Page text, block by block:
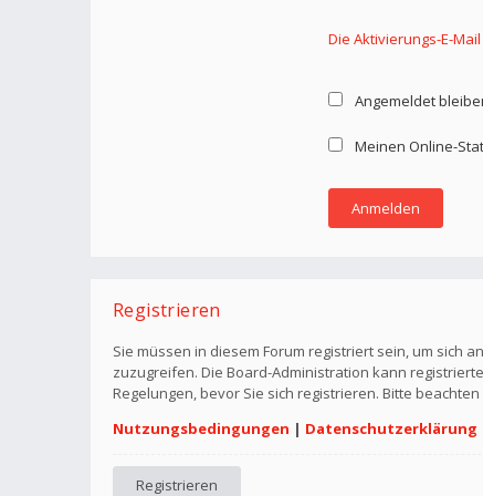
Die Aktivierungs-E-
Angemeldet
Meinen Online-
Registrieren
Sie müssen in diesem Forum registriert sein, um sich
zuzugreifen. Die Board-Administration kann
Regelungen, bevor Sie sich registrieren. Bitte
Nutzungsbedingungen | Datenschutzerklärung
Registrieren